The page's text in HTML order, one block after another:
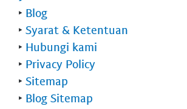
‣ Blog
‣ Syarat & Ketentuan
‣ Hubungi kami
‣ Privacy Policy
‣ Sitemap
‣ Blog Sitemap